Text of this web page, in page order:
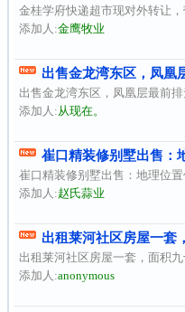
金桂学府快递超市现对外转让
添加人:金鹰牧业
出售金龙湾东区，凤凰
出售金龙湾东区，凤凰层最前
添加人:从现在。
崔口精装修别墅出售：
崔口精装修别墅出售：地理位
添加人:赵氏蒜业
出租莱河社区房屋一套
出租莱河社区房屋一套，面积
添加人:anonymous